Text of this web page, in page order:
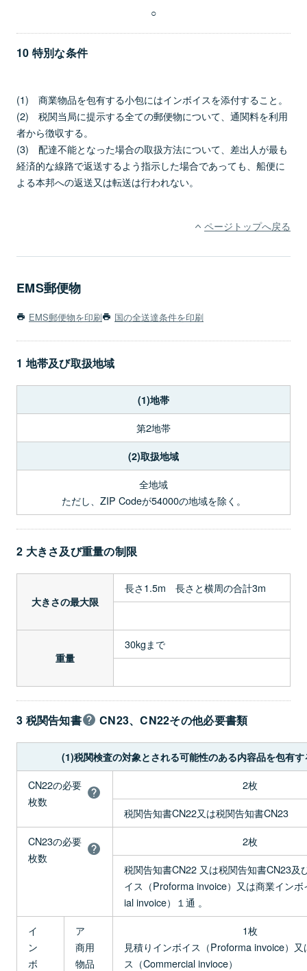
○
10 特別な条件
(1) 商業物品を包有する小包にはインボイスを添付すること。
(2) 税関当局に提示する全ての郵便物について、通関料を利用
者から徴収する。
(3) 配達不能となった場合の取扱方法について、差出人が最も
経済的な線路で返送するよう指示した場合であっても、船便に
よる本邦への返送又は転送は行われない。
ページトップへ戻る
EMS郵便物
EMS郵便物を印刷 国の全送達条件を印刷
1 地帯及び取扱地域
(1)地帯
第2地帯
(2)取扱地域
全地域
ただし、ZIP Codeが54000の地域を除く。
2 大きさ及び重量の制限
大きさの最大限
長さ1.5m 長さと横周の合計3m
重量
30kgまで
3 税関告知書 CN23、CN22その他必要書類
(1)税関検査の対象とされる可能性のある内容品を包有
CN22の必要
枚数
2枚
税関告知書CN22又は税関告知書CN23
CN23の必要
枚数
2枚
税関告知書CN22 又は税関告知書CN23及
イス（Proforma invoice）又は商業イン
ial invoice）１通 。
イ
ン
ボ
ア
商用
物品
1枚
見積りインボイス（Proforma invoice）
ス（Commercial invioce）